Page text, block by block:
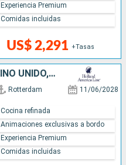
US$ 2,291 +Tasas
Experiencia Premium
Comidas incluidas
ISLANDIA, PAISES BAJOS, REINO UNIDO, DINAMARCA
Rotterdam 11/06/2028
Cocina refinada
Animaciones exclusivas a bordo
Experiencia Premium
Comidas incluidas